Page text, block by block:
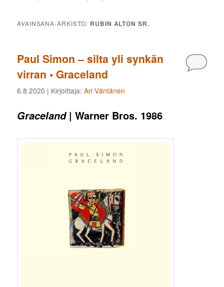
AVAINSANA-ARKISTO: RUBIN ALTON SR.
Paul Simon – silta yli synkän
virran • Graceland
6.8.2020 | Kirjoittaja:Ari Väntänen
Graceland| Warner Bros. 1986